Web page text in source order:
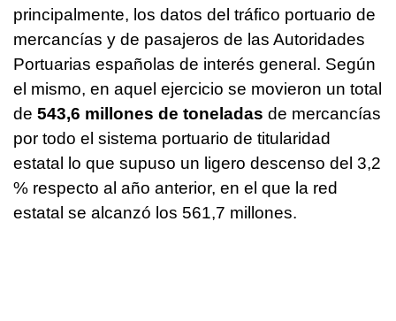
principalmente, los datos del tráfico portuario de
mercancías y de pasajeros de las Autoridades
Portuarias españolas de interés general. Según
el mismo, en aquel ejercicio se movieron un total
de 543,6 millones de toneladas de mercancías
por todo el sistema portuario de titularidad
estatal lo que supuso un ligero descenso del 3,2
% respecto al año anterior, en el que la red
estatal se alcanzó los 561,7 millones.